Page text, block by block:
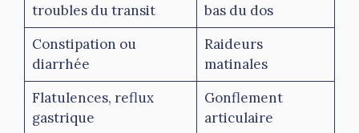
troubles du transit
bas du dos
Constipation ou
diarrhée
Raideurs
matinales
Flatulences, reflux
gastrique
Gonflement
articulaire